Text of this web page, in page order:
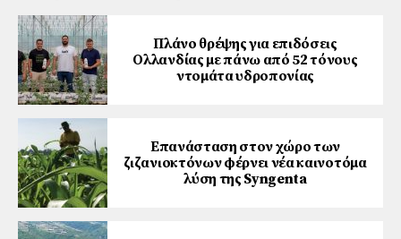
Πλάνο θρέψης για επιδόσεις
Ολλανδίας με πάνω από 52 τόνους
ντομάτα υδροπονίας
Επανάσταση στον χώρο των
ζιζανιοκτόνων φέρνει νέα καινοτόμα
λύση της Syngenta